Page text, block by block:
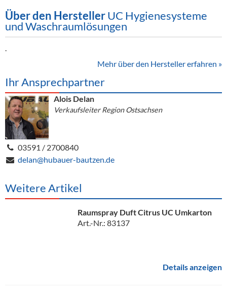
Über den HerstellerUC Hygienesysteme
und Waschraumlösungen
.
Mehr über den Hersteller erfahren »
Ihr Ansprechpartner
Alois Delan
Verkaufsleiter Region Ostsachsen
03591 / 2700840
delan@hubauer-bautzen.de
Weitere Artikel
Raumspray Duft Citrus UC Umkarton
Art.-Nr.: 83137
Details anzeigen